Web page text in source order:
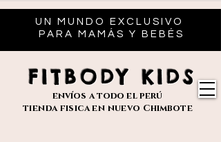
UN MUNDO EXCLUSIVO
PARA MAMÁS Y BEBÉS
FITBODY KIDS
envíos a todo el perú
tienda fisica en nuevo Chimbote